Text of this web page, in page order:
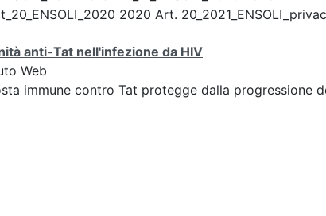
2020 Art.
anti-Tat nell'infezione da HIV
Web
immune contro Tat protegge dalla progressione